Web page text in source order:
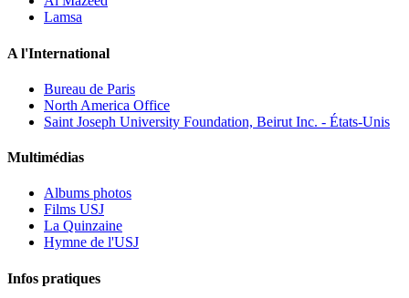
Lamsa
A l'International
Bureau de Paris
North America Office
Saint Joseph University Foundation, Beirut Inc. - États-Unis
Multimédias
Albums photos
Films USJ
La Quinzaine
Hymne de l'USJ
Infos pratiques